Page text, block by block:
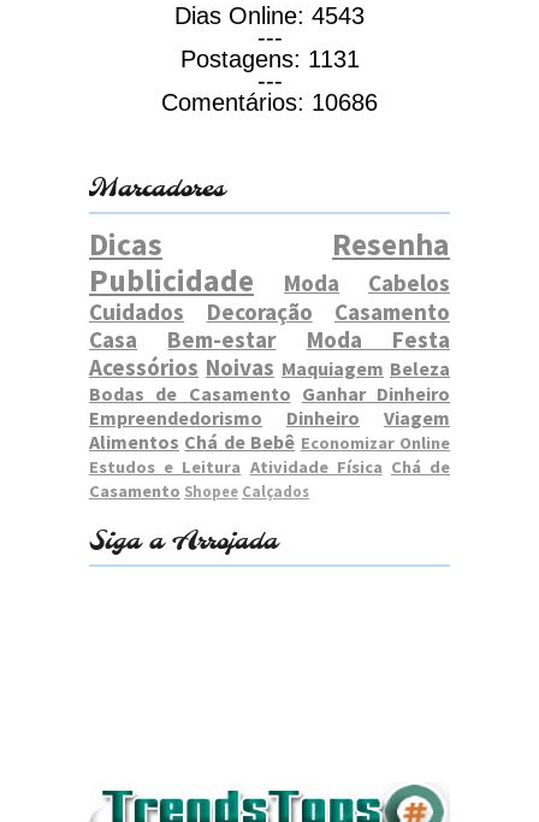
Dias Online: 4543
---
Postagens: 1131
---
Comentários: 10686
Marcadores
Dicas
Resenha
Publicidade
Moda
Cabelos
Cuidados
Decoração
Casamento
Casa
Bem-estar
Moda Festa
Acessórios Noivas Maquiagem Beleza
Bodas de Casamento Ganhar Dinheiro
Empreendedorismo
Dinheiro
Viagem
Alimentos Chá de Bebê Economizar Online
Estudos e Leitura Atividade Física Chá de
Casamento Shopee Calçados
Siga a Arrojada